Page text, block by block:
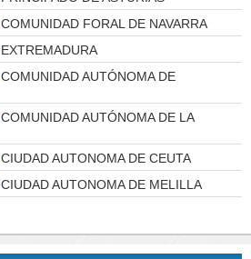
COMUNIDAD FORAL DE NAVARRA
EXTREMADURA
COMUNIDAD AUTÓNOMA DE
COMUNIDAD AUTÓNOMA DE LA
CIUDAD AUTONOMA DE CEUTA
CIUDAD AUTONOMA DE MELILLA